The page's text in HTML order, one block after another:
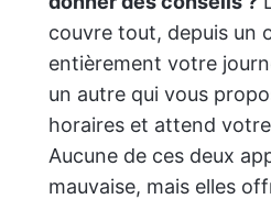
couvre tout, depuis un
entièrement votre
un autre qui vous
horaires et attend
Aucune de ces deux
mauvaise, mais elles